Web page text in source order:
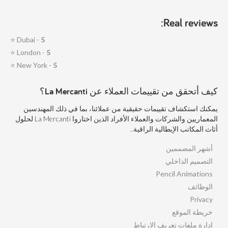
Real reviews:
Dubai - 5
⭐
London - 5
⭐
New York - 5
⭐
كيف أتحقق من تقييمات العملاء عن La Mercanti؟
يمكنك استكشاف تقييمات حقيقية من عملائنا، بما في ذلك المهندسين
المعماريين والشركات والعملاء الأفراد الذين اختاروا La Mercanti لحلول
أثاث المكاتب الإيطالية الراقية..
أشهر المصممين
التصميم الداخلي
Pencil Animations
الوظائف
Privacy
خريطة الموقع
إدارة ملفات تعريف الارتباط